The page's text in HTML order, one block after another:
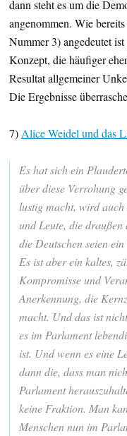
dann steht es um die
angenommen. Wie
Nummer 3) angedeutet
Konzept, die häufiger
Resultat allgemeiner
Die Ergebnisse
7) Alice Weidel und das
Es hat sich ein
über diese Verrohung
lustig macht, wird auch
und Leute, die draußen
die Deutschen seien
Es ist aber ein kaltes,
Kompromisse und
Anerkennung, die
macht. Und das ist
es im Parlament
ist. Und wenn es eine
dann die, dass man
Parlament
keine Fraktion. Man
Menschen nun im